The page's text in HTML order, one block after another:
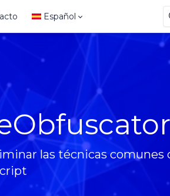
Español
las técnicas comunes